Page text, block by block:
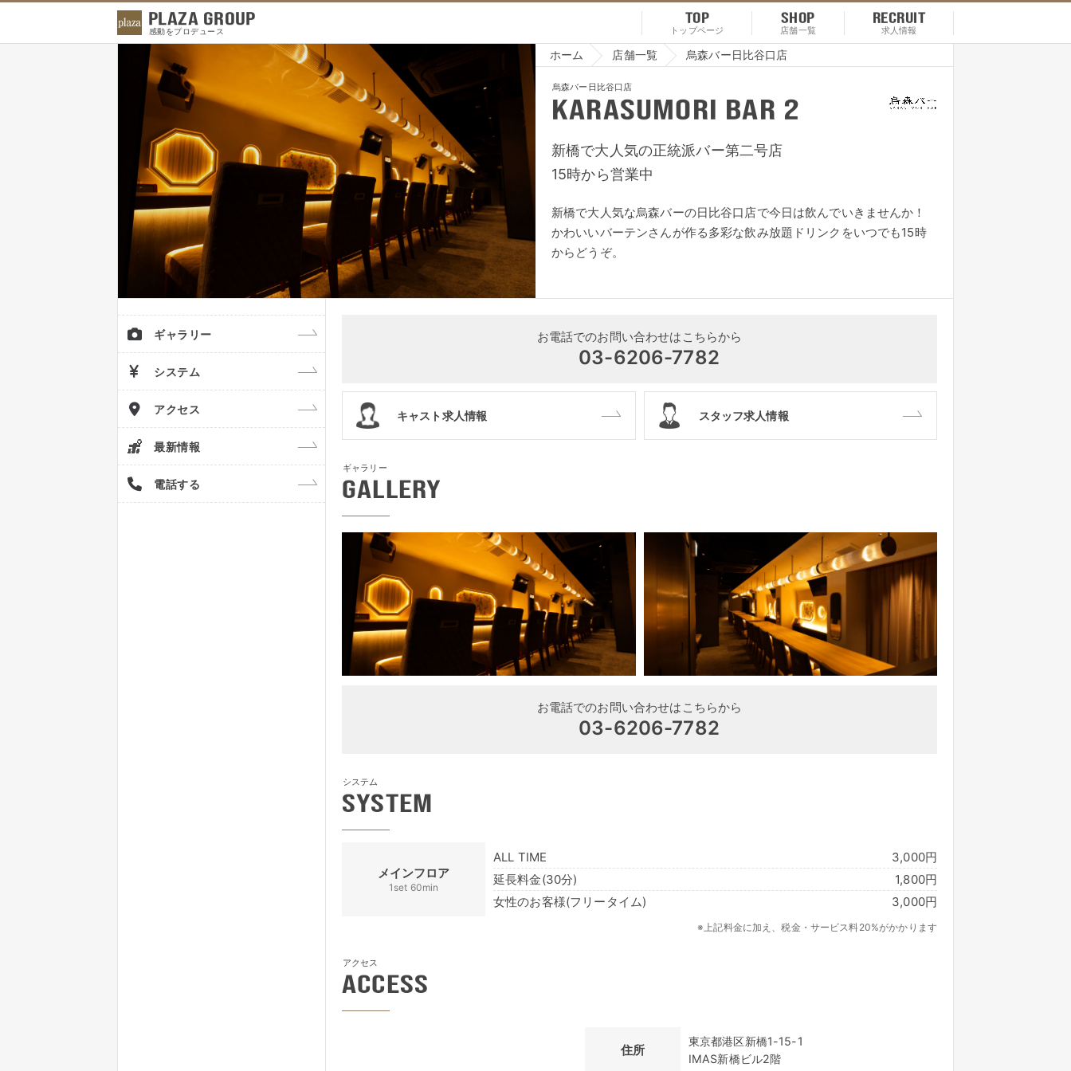
PLAZA GROUP
感動をプロデュース
TOP
トップページ
SHOP
店舗一覧
RECRUIT
求人情報
ホーム 店舗一覧 烏森バー日比谷口店
烏森バー日比谷口店
Karasumori Bar 2
新橋で大人気の正統派バー第二号店
15時から営業中
新橋で大人気な烏森バーの日比谷口店で今日は飲んでいきませんか！
かわいいバーテンさんが作る多彩な飲み放題ドリンクをいつでも15時
からどうぞ。
ギャラリー
システム
アクセス
最新情報
電話する
お電話でのお問い合わせはこちらから
03-6206-7782
キャスト求人情報 スタッフ求人情報
ギャラリー
GALLERY
お電話でのお問い合わせはこちらから
03-6206-7782
システム
SYSTEM
メインフロア
1set 60min
ALL TIME
3,000円
延長料金(30分)
1,800円
女性のお客様(フリータイム)
3,000円
上記料金に加え、税金・サービス料20%がかかります
アクセス
ACCESS
住所
東京都港区新橋1-15-1
IMAS新橋ビル2階